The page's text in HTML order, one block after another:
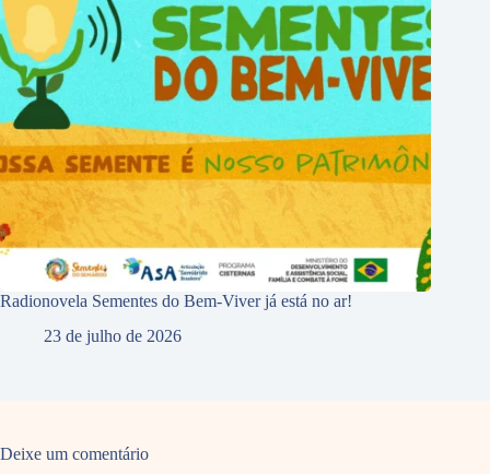
Radionovela Sementes do Bem-Viver já está no ar!
23 de julho de 2026
Deixe um comentário